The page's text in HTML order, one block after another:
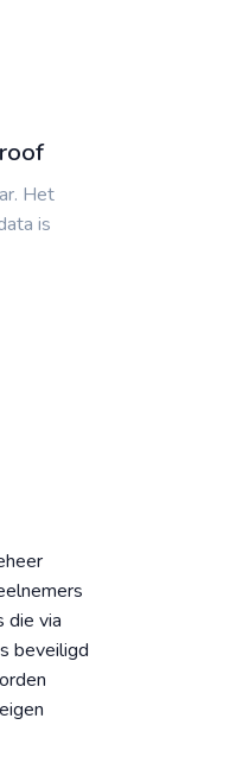
Het
is
die via
beveiligd